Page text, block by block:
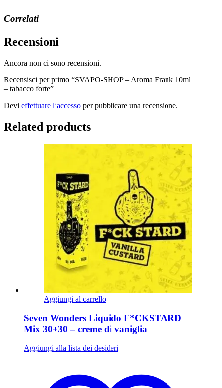
Correlati
Recensioni
Ancora non ci sono recensioni.
Recensisci per primo “SVAPO-SHOP – Aroma Frank 10ml
– tabacco forte”
Devi effettuare l’accesso per pubblicare una recensione.
Related products
Aggiungi al carrello
Seven Wonders Liquido F*CKSTARD
Mix 30+30 – creme di vaniglia
Aggiungi alla lista dei desideri